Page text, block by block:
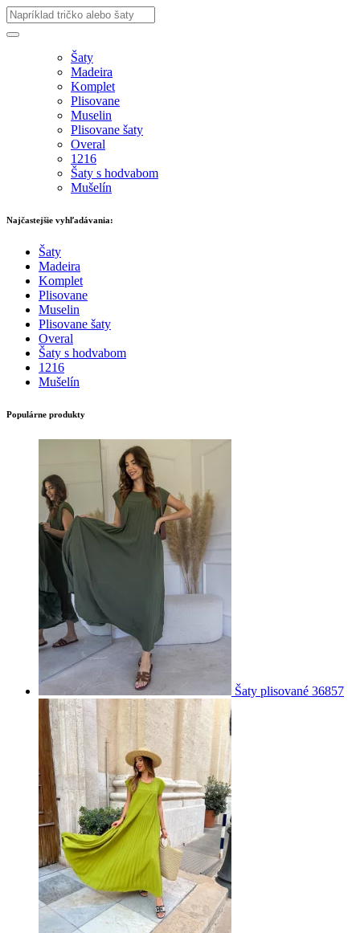
Šaty
Madeira
Komplet
Plisovane
Muselin
Plisovane šaty
Overal
1216
Šaty s hodvabom
Mušelín
Najčastejšie vyhľadávania:
Šaty
Madeira
Komplet
Plisovane
Muselin
Plisovane šaty
Overal
Šaty s hodvabom
1216
Mušelín
Populárne produkty
Šaty plisované 36857